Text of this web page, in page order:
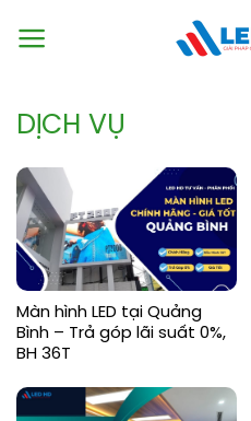
DỊCH VỤ
Màn hình LED tại Quảng
Bình – Trả góp lãi suất 0%,
BH 36T